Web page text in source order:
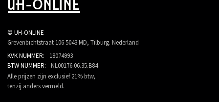
© UH-ONLINE
Grevenbichtstraat 1065043 MD, Tilburg. Nederland
KVK NUMMER:
18074993
BTW NUMMER:
NL00176.06.35.B84
Alle prijzen zijn exclusief 21% btw,
tenzij anders vermeld.